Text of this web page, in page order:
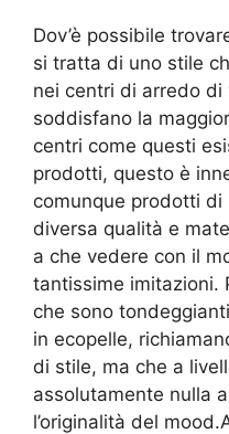
Dov’è possibile
si tratta di uno stile
nei centri di arredo
soddisfano la
centri come questi
prodotti, questo è
comunque prodotti
diversa qualità e
a che vedere con il
tantissime imitazioni.
che sono
in ecopelle,
di stile, ma che a
assolutamente nulla
l’originalità del